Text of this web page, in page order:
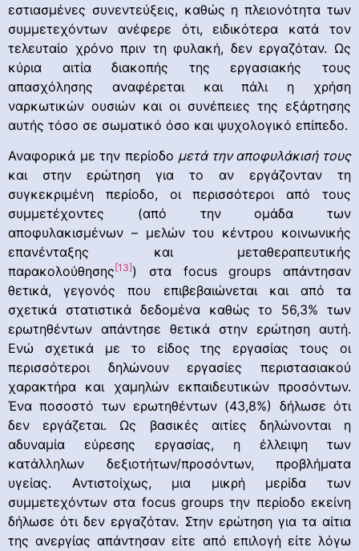
εστιασμένες συνεντεύξεις, καθώς η πλειονότητα των
συμμετεχόντων ανέφερε ότι, ειδικότερα κατά τον
τελευταίο χρόνο πριν τη φυλακή, δεν εργαζόταν. Ως
κύρια αιτία διακοπής της εργασιακής τους
απασχόλησης αναφέρεται και πάλι η χρήση
ναρκωτικών ουσιών και οι συνέπειες της εξάρτησης
αυτής τόσο σε σωματικό όσο και ψυχολογικό επίπεδο.
Αναφορικά με την περίοδο μετά την αποφυλάκισή τους
και στην ερώτηση για το αν εργάζονταν τη
συγκεκριμένη περίοδο, οι περισσότεροι από τους
συμμετέχοντες (από την ομάδα των
αποφυλακισμένων – μελών του κέντρου κοινωνικής
επανένταξης και μεταθεραπευτικής
παρακολούθησης [13] ) στα focus groups απάντησαν
θετικά, γεγονός που επιβεβαιώνεται και από τα
σχετικά στατιστικά δεδομένα καθώς το 56,3% των
ερωτηθέντων απάντησε θετικά στην ερώτηση αυτή.
Ενώ σχετικά με το είδος της εργασίας τους οι
περισσότεροι δηλώνουν εργασίες περιστασιακού
χαρακτήρα και χαμηλών εκπαιδευτικών προσόντων.
Ένα ποσοστό των ερωτηθέντων (43,8%) δήλωσε ότι
δεν εργάζεται. Ως βασικές αιτίες δηλώνονται η
αδυναμία εύρεσης εργασίας, η έλλειψη των
κατάλληλων δεξιοτήτων/προσόντων, προβλήματα
υγείας. Αντιστοίχως, μια μικρή μερίδα των
συμμετεχόντων στα focus groups την περίοδο εκείνη
δήλωσε ότι δεν εργαζόταν. Στην ερώτηση για τα αίτια
της ανεργίας απάντησαν είτε από επιλογή είτε λόγω